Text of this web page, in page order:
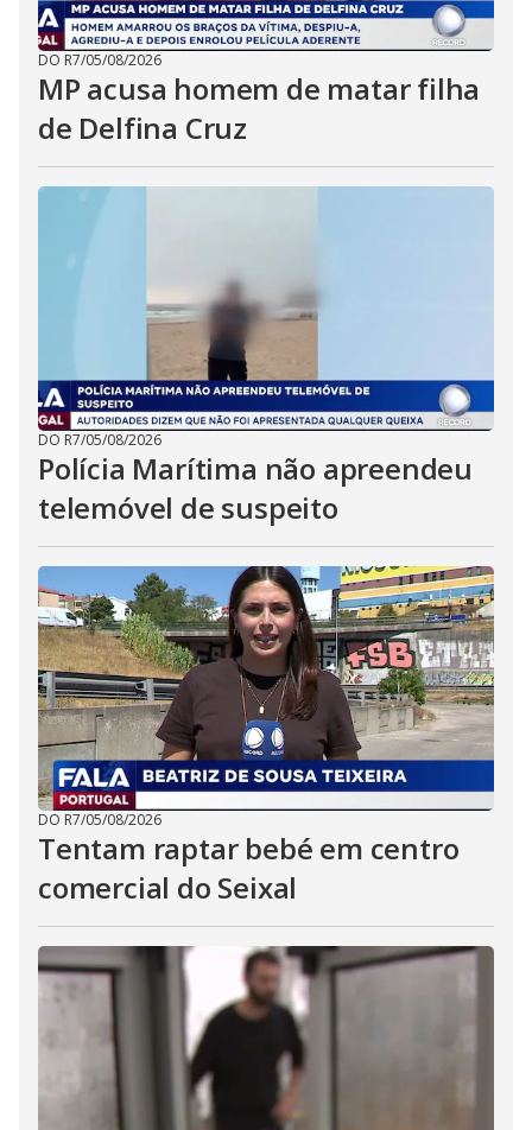
DO R7/05/08/2026
MP acusa homem de matar filha
de Delfina Cruz
DO R7/05/08/2026
Polícia Marítima não apreendeu
telemóvel de suspeito
DO R7/05/08/2026
Tentam raptar bebé em centro
comercial do Seixal